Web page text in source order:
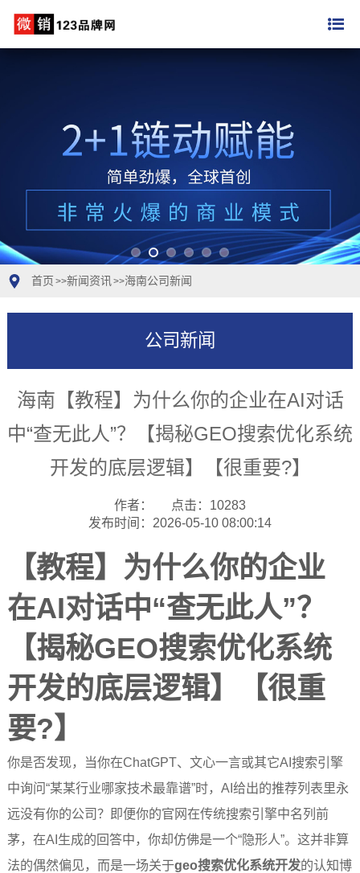
首页 >>新闻资讯 >>海南公司新闻
公司新闻
海南【教程】为什么你的企业在AI对话
中“查无此人”？【揭秘GEO搜索优化系统
开发的底层逻辑】【很重要?】
作者：
点击：10283
发布时间：2026-05-10 08:00:14
【教程】为什么你的企业
在AI对话中“查无此人”？
【揭秘GEO搜索优化系统
开发的底层逻辑】【很重
要?】
你是否发现，当你在ChatGPT、文心一言或其它AI搜索引擎
中询问“某某行业哪家技术最靠谱”时，AI给出的推荐列表里永
远没有你的公司？即便你的官网在传统搜索引擎中名列前
茅，在AI生成的回答中，你却仿佛是一个“隐形人”。这并非算
法的偶然偏见，而是一场关于geo搜索优化系统开发的认知博